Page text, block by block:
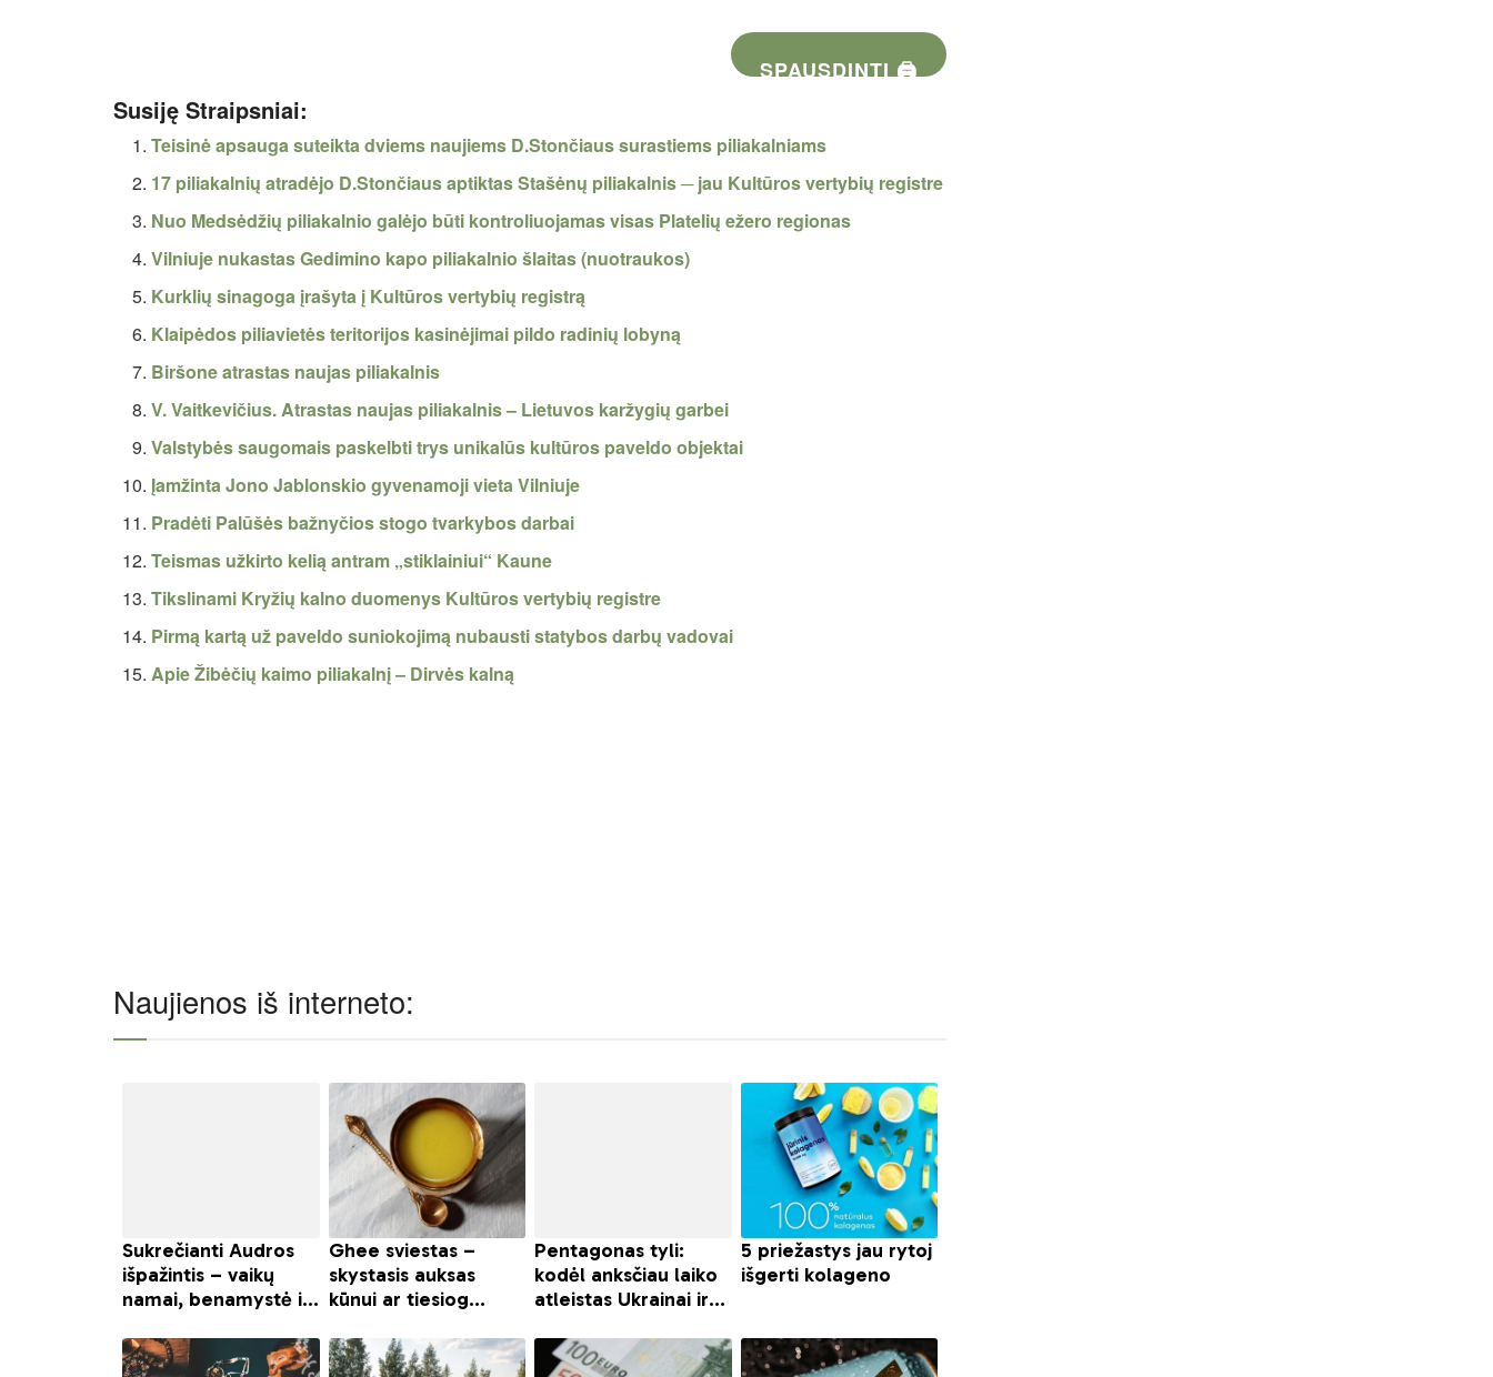
SPAUSDINTI 🖨
Susiję Straipsniai:
Teisinė apsauga suteikta dviems naujiems D.Stončiaus surastiems piliakalniams
17 piliakalnių atradėjo D.Stončiaus aptiktas Stašėnų piliakalnis ─ jau Kultūros vertybių registre
Nuo Medsėdžių piliakalnio galėjo būti kontroliuojamas visas Platelių ežero regionas
Vilniuje nukastas Gedimino kapo piliakalnio šlaitas (nuotraukos)
Kurklių sinagoga įrašyta į Kultūros vertybių registrą
Klaipėdos piliavietės teritorijos kasinėjimai pildo radinių lobyną
Biršone atrastas naujas piliakalnis
V. Vaitkevičius. Atrastas naujas piliakalnis – Lietuvos karžygių garbei
Valstybės saugomais paskelbti trys unikalūs kultūros paveldo objektai
Įamžinta Jono Jablonskio gyvenamoji vieta Vilniuje
Pradėti Palūšės bažnyčios stogo tvarkybos darbai
Teismas užkirto kelią antram „stiklainiui“ Kaune
Tikslinami Kryžių kalno duomenys Kultūros vertybių registre
Pirmą kartą už paveldo suniokojimą nubausti statybos darbų vadovai
Apie Žibėčių kaimo piliakalnį – Dirvės kalną
Naujienos iš interneto: